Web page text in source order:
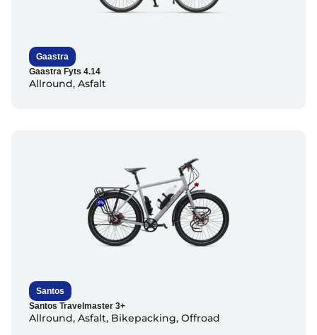
Gaastra
Gaastra Fyts 4.14
Allround, Asfalt
Santos
Santos Travelmaster 3+
Allround, Asfalt, Bikepacking, Offroad